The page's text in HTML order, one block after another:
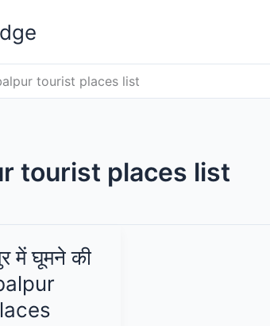
tourist places list
tourist places list
में घूमने की